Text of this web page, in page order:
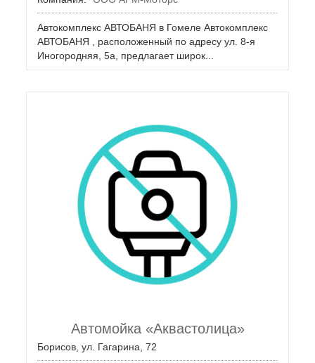
Автокомплекс АВТОБАНЯ в Гомеле Автокомплекс
АВТОБАНЯ , расположенный по адресу ул. 8-я
Иногородняя, 5а, предлагает широк...
Автомойка «Аквастолица»
Борисов, ул. Гагарина, 72